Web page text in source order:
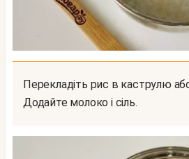
Перекладіть рис в каструлю або сотейник.
Додайте молоко і сіль.